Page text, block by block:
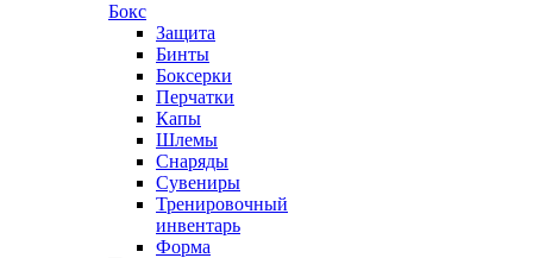
Бокс
Защита
Бинты
Боксерки
Перчатки
Капы
Шлемы
Снаряды
Сувениры
Тренировочный
инвентарь
Форма